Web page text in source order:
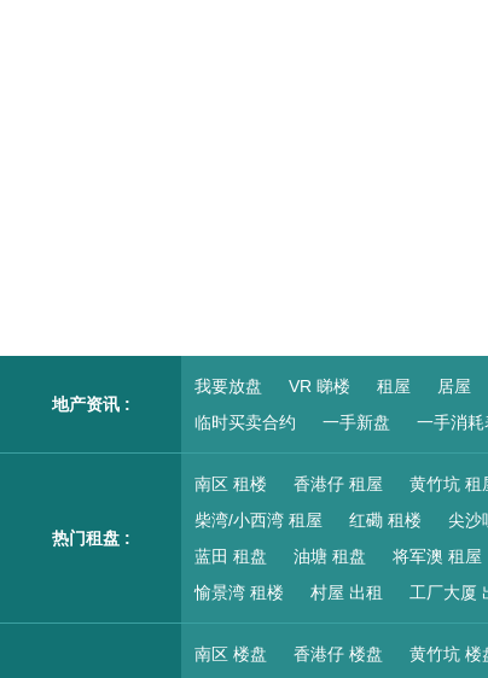
地产资讯 :
我要放盘 VR 睇楼 租屋 居屋
临时买卖合约
一手新盘 一手消耗
热门租盘 :
南区 租楼 香港仔 租屋 黄竹坑 租
柴湾/小西湾 租屋
红磡 租楼 尖沙
蓝田 租盘
油塘 租盘 将军澳 租屋
愉景湾 租楼
村屋 出租 工厂大厦
南区 楼盘 香港仔 楼盘 黄竹坑 楼